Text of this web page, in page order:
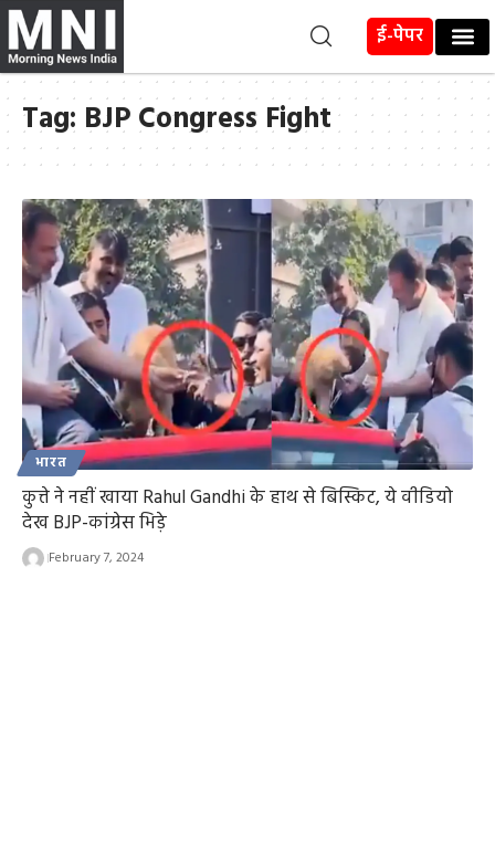
ई-पेपर
Tag: BJP Congress Fight
भारत
कुत्ते ने नहीं खाया Rahul Gandhi के हाथ से बिस्किट, ये वीडियो
देख BJP-कांग्रेस भिड़े
February 7, 2024